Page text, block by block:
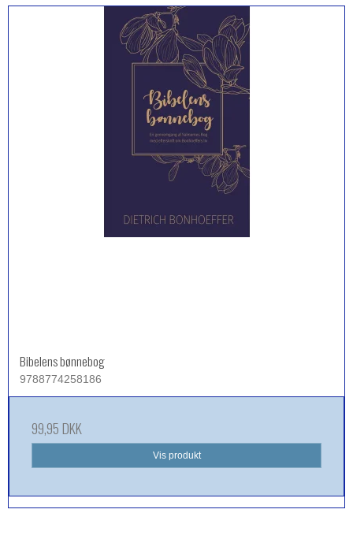
Bibelens bønnebog
9788774258186
99,95 DKK
Vis produkt